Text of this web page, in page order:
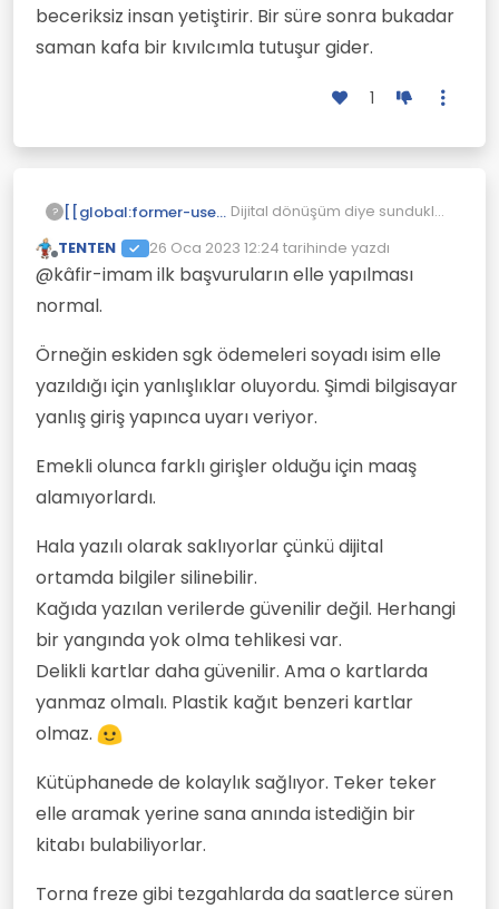
yürüten kaptan anlayışları değişmek
bir yana, daha güçlenecek.
ama o gün henüz yakın değil.
Şeytan ben göremeyecem ben
beceriksiz insan yetiştirir. Bir süre sonra bukadar
saman kafa bir kıvılcımla tutuşur gider.
1
? [[global:former-user]] Dijital dönüşüm diye sundukları
ödemeler ve borçlar
konusunda kolaylık sağlıyor.
Bunun dışında haklar ve
alacaklar konusunda
bloke edilebiliyor , yüksek
faizle borç alınabiliyor, ödeme
talimatları yapılabiliyor,
vergilendirme
cezaları köprü otoban paraları
Ama en yakın zamanda eyt
için SGK'ya gidip manuel
dilekçe vermeniz isteniyor.
olacağını bilmiyor(?)
Sosyal yardım için gelir testi
burada kimin zengin olduğunu
Devletten veya başka bir
sorgusu mümkün değil. İllaki
manuel istenmesi gerekiyor.
Yani özetle sizi özgürleştirecek
her alanda dijital dönüşüm
yok. Ama sizin paranızı almak
için her şey dijital ve ödeme
kolaylığı ile reklm ediliyor.
Çevrimdışı
TENTEN 26 Oca 2023 12:24 tarihinde yazdı
Son düzenleyen:
@kâfir-imam ilk başvuruların elle yapılması
normal.
Örneğin eskiden sgk ödemeleri soyadı isim elle
yazıldığı için yanlışlıklar oluyordu. Şimdi bilgisayar
yanlış giriş yapınca uyarı veriyor.
Emekli olunca farklı girişler olduğu için maaş
alamıyorlardı.
Hala yazılı olarak saklıyorlar çünkü dijital
ortamda bilgiler silinebilir.
Kağıda yazılan verilerde güvenilir değil. Herhangi
bir yangında yok olma tehlikesi var.
Delikli kartlar daha güvenilir. Ama o kartlarda
yanmaz olmalı. Plastik kağıt benzeri kartlar
olmaz.
Kütüphanede de kolaylık sağlıyor. Teker teker
elle aramak yerine sana anında istediğin bir
kitabı bulabiliyorlar.
Torna freze gibi tezgahlarda da saatlerce süren